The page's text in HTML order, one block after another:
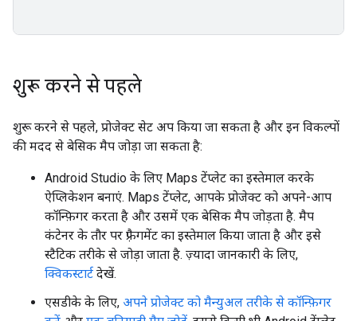
शुरू करने से पहले
शुरू करने से पहले, प्रोजेक्ट सेट अप किया जा सकता है और इन विकल्पों
की मदद से बेसिक मैप जोड़ा जा सकता है:
Android Studio के लिए Maps टेंप्लेट का इस्तेमाल करके
ऐप्लिकेशन बनाएं. Maps टेंप्लेट, आपके प्रोजेक्ट को अपने-आप
कॉन्फ़िगर करता है और उसमें एक बेसिक मैप जोड़ता है. मैप
कंटेनर के तौर पर फ़्रैगमेंट का इस्तेमाल किया जाता है और इसे
स्टैटिक तरीके से जोड़ा जाता है. ज़्यादा जानकारी के लिए,
क्विकस्टार्ट देखें.
एसडीके के लिए, अपने प्रोजेक्ट को मैन्युअल तरीके से कॉन्फ़िगर